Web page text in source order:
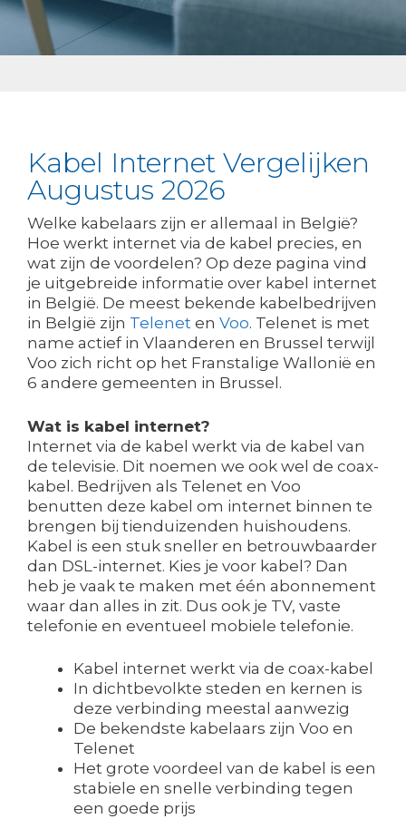
Kabel Internet Vergelijken
Augustus 2026
Welke kabelaars zijn er allemaal in België?
Hoe werkt internet via de kabel precies, en
wat zijn de voordelen? Op deze pagina vind
je uitgebreide informatie over kabel internet
in België. De meest bekende kabelbedrijven
in België zijn Telenet en Voo. Telenet is met
name actief in Vlaanderen en Brussel terwijl
Voo zich richt op het Franstalige Wallonië en
6 andere gemeenten in Brussel.
Wat is kabel internet?
Internet via de kabel werkt via de kabel van
de televisie. Dit noemen we ook wel de coax-
kabel. Bedrijven als Telenet en Voo
benutten deze kabel om internet binnen te
brengen bij tienduizenden huishoudens.
Kabel is een stuk sneller en betrouwbaarder
dan DSL-internet. Kies je voor kabel? Dan
heb je vaak te maken met één abonnement
waar dan alles in zit. Dus ook je TV, vaste
telefonie en eventueel mobiele telefonie.
Kabel internet werkt via de coax-kabel
In dichtbevolkte steden en kernen is
deze verbinding meestal aanwezig
De bekendste kabelaars zijn Voo en
Telenet
Het grote voordeel van de kabel is een
stabiele en snelle verbinding tegen
een goede prijs